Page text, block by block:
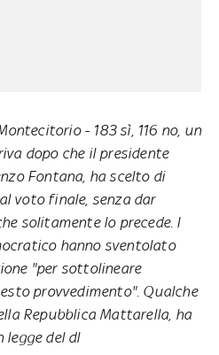
- 183 sì, 116 no, un
dopo che il presidente
Fontana, ha scelto di
voto finale, senza dar
solitamente lo precede. I
hanno sventolato
"per sottolineare
provvedimento". Qualche
Repubblica Mattarella, ha
legge del dl